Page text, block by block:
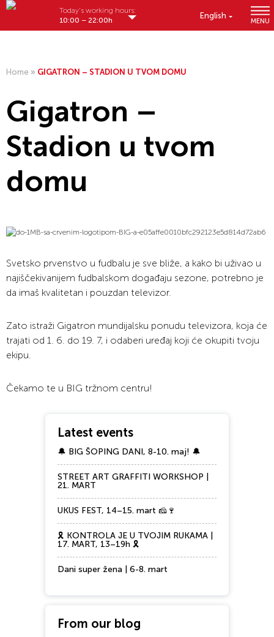
English
MENU
Today's working hours:
10:00 – 22:00h
Home » GIGATRON – STADION U TVOM DOMU
Gigatron –
Stadion u tvom
domu
Svetsko prvenstvo u fudbalu je sve bliže, a kako bi uživao u
najiščekivanijem fudbalskom događaju sezone, potrebno je
da imaš kvalitetan i pouzdan televizor.
Zato istraži Gigatron mundijalsku ponudu televizora, koja će
trajati od 1. 6. do 19. 7, i odaberi uređaj koji će okupiti tvoju
ekipu.
Čekamo te u BIG tržnom centru!
Latest events
🔔 BIG ŠOPING DANI, 8-10. maj! 🔔
STREET ART GRAFFITI WORKSHOP |
21. MART
UKUS FEST, 14–15. mart 🧀🍷
🎗️ KONTROLA JE U TVOJIM RUKAMA |
17. MART, 13–19h 🎗️
Dani super žena | 6-8. mart
From our blog